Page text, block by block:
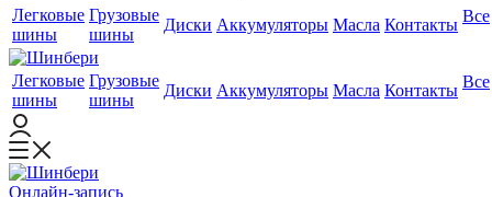
Легковые
шины
Грузовые
шины
Диски Аккумуляторы Масла Контакты Все
Легковые
шины
Грузовые
шины
Диски Аккумуляторы Масла Контакты Все
Онлайн-запись